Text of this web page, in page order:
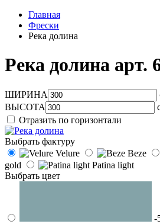
Главная
Фрески
Река долина
Река долина арт.
ШИРИНА
ВЫСОТА
Отразить по горизонтали
Выбрать фактуру
Velure
Beze
gold
Patina light
Выбрать цвет
-